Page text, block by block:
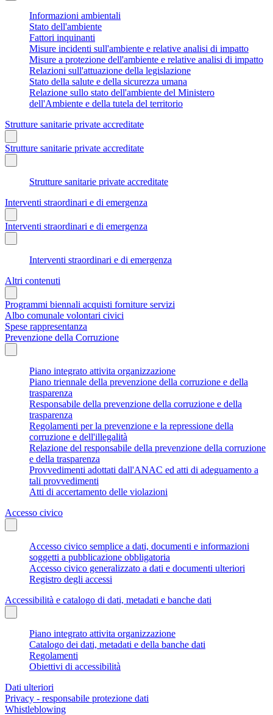
Informazioni ambientali
Stato dell'ambiente
Fattori inquinanti
Misure incidenti sull'ambiente e relative analisi di impatto
Misure a protezione dell'ambiente e relative analisi di impatto
Relazioni sull'attuazione della legislazione
Stato della salute e della sicurezza umana
Relazione sullo stato dell'ambiente del Ministero
dell'Ambiente e della tutela del territorio
Strutture sanitarie private accreditate
Strutture sanitarie private accreditate
Strutture sanitarie private accreditate
Interventi straordinari e di emergenza
Interventi straordinari e di emergenza
Interventi straordinari e di emergenza
Altri contenuti
Programmi biennali acquisti forniture servizi
Albo comunale volontari civici
Spese rappresentanza
Prevenzione della Corruzione
Piano integrato attivita organizzazione
Piano triennale della prevenzione della corruzione e della
trasparenza
Responsabile della prevenzione della corruzione e della
trasparenza
Regolamenti per la prevenzione e la repressione della
corruzione e dell'illegalità
Relazione del responsabile della prevenzione della corruzione
e della trasparenza
Provvedimenti adottati dall'ANAC ed atti di adeguamento a
tali provvedimenti
Atti di accertamento delle violazioni
Accesso civico
Accesso civico semplice a dati, documenti e informazioni
soggetti a pubblicazione obbligatoria
Accesso civico generalizzato a dati e documenti ulteriori
Registro degli accessi
Accessibilità e catalogo di dati, metadati e banche dati
Piano integrato attivita organizzazione
Catalogo dei dati, metadati e della banche dati
Regolamenti
Obiettivi di accessibilità
Dati ulteriori
Privacy - responsabile protezione dati
Whistleblowing